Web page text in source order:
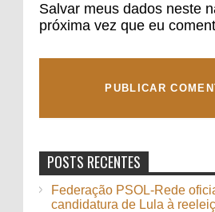
Salvar meus dados neste
próxima vez que eu
POSTS RECENTES
Federação PSOL-Rede
candidatura de Lula à